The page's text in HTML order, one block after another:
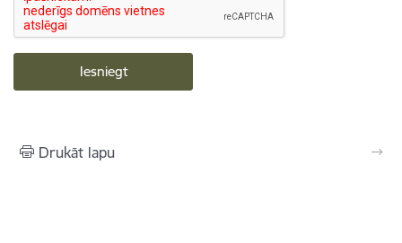
Drukāt lapu